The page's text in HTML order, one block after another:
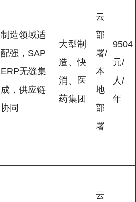
制造领域适
配强，SAP
ERP无缝集
成，供应链
协同
大型制
造、快
消、医
药集团
云
部
署/
本
地
部
署
9504
元/
人/
年
云